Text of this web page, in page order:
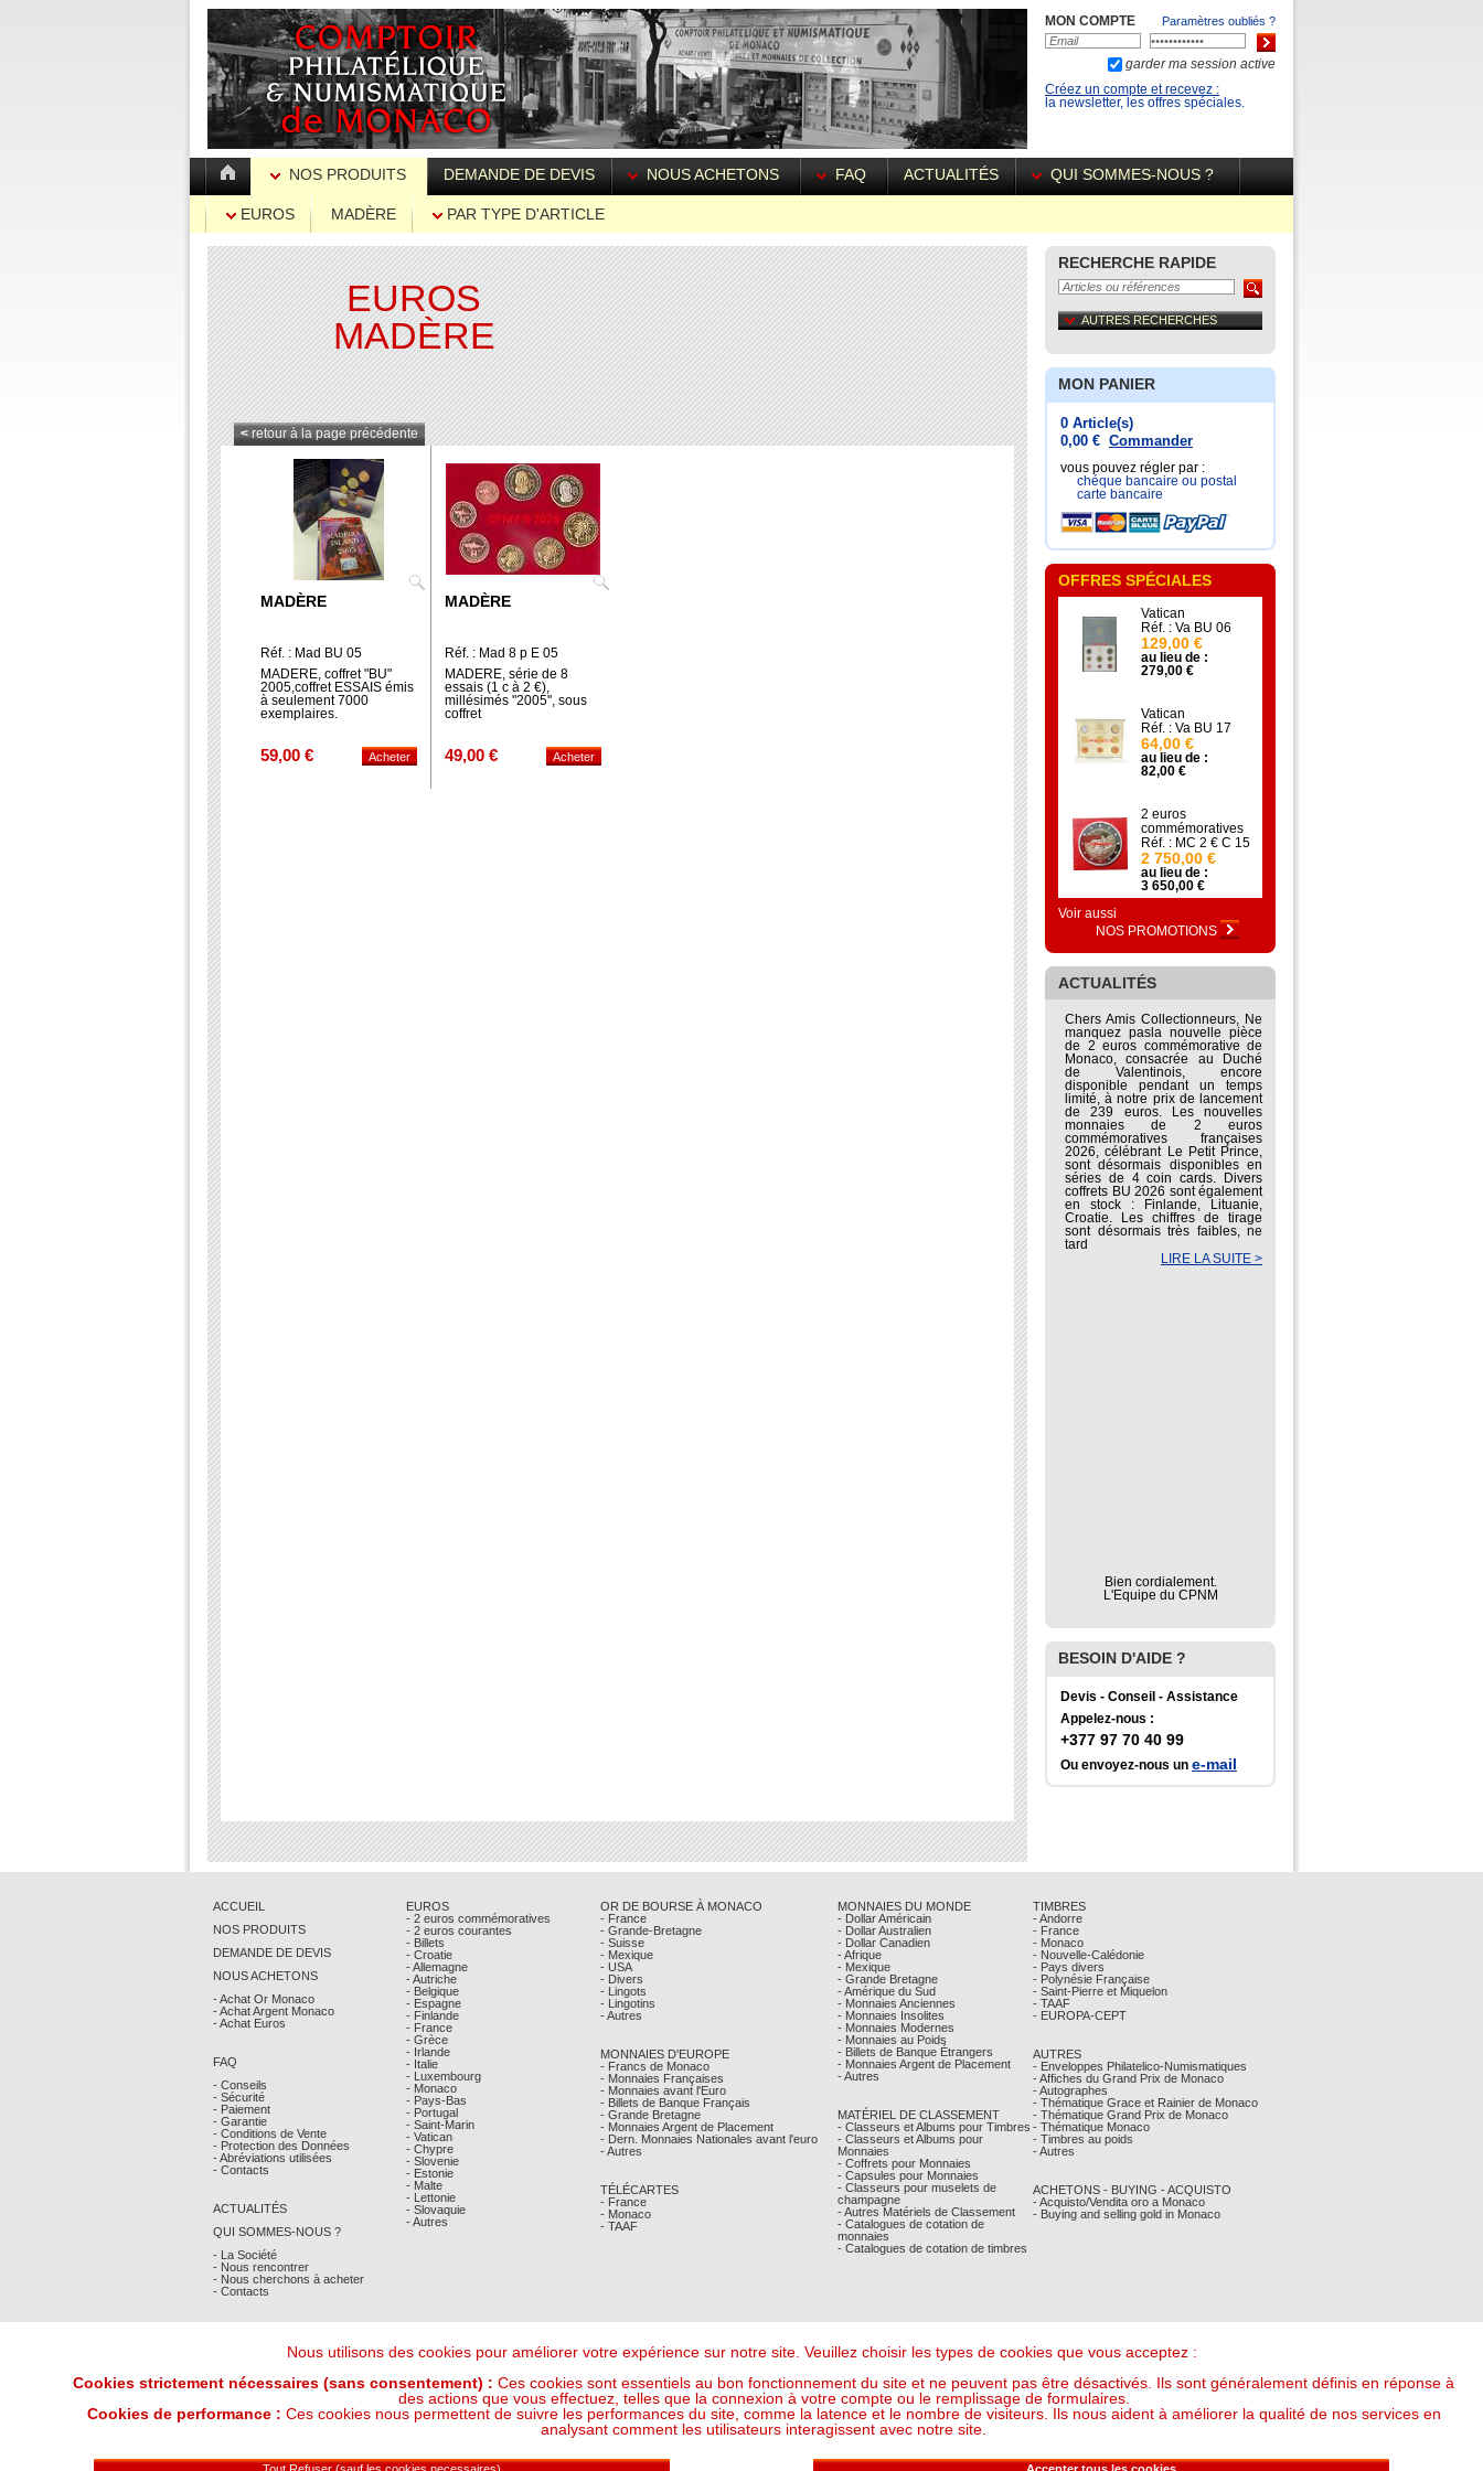
MON COMPTE Paramètres oubliés ?
garder ma session active
Créez un compte et recevez :
la newsletter, les offres spéciales.
NOS PRODUITS DEMANDE DE DEVIS NOUS ACHETONS FAQ ACTUALITÉS QUI SOMMES-NOUS ?
EUROS MADÈRE PAR TYPE D'ARTICLE
EUROS
MADÈRE
< retour à la page précédente
MADÈRE
Réf. : Mad BU 05
MADERE, coffret "BU"
2005,coffret ESSAIS émis
à seulement 7000
exemplaires.
59,00 €
MADÈRE
Réf. : Mad 8 p E 05
MADERE, série de 8
essais (1 c à 2 €),
millésimés "2005", sous
coffret
49,00 €
RECHERCHE RAPIDE
AUTRES RECHERCHES
MON PANIER
0 Article(s)
0,00 € Commander
vous pouvez régler par :
chéque bancaire ou postal
carte bancaire
OFFRES SPÉCIALES
Vatican
Réf. : Va BU 06
129,00 €
au lieu de :
279,00 €
Vatican
Réf. : Va BU 17
64,00 €
au lieu de :
82,00 €
2 euros
commémoratives
Réf. : MC 2 € C 15
2 750,00 €
au lieu de :
3 650,00 €
Voir aussi
NOS PROMOTIONS
ACTUALITÉS
Chers Amis Collectionneurs, Ne
manquez pasla nouvelle pièce
de 2 euros commémorative de
Monaco, consacrée au Duché
de Valentinois, encore
disponible pendant un temps
limité, à notre prix de lancement
de 239 euros. Les nouvelles
monnaies de 2 euros
commémoratives françaises
2026, célébrant Le Petit Prince,
sont désormais disponibles en
séries de 4 coin cards. Divers
coffrets BU 2026 sont également
en stock : Finlande, Lituanie,
Croatie. Les chiffres de tirage
sont désormais très faibles, ne
tard
LIRE LA SUITE >
Bien cordialement.
L'Equipe du CPNM
BESOIN D'AIDE ?
Devis - Conseil - Assistance
Appelez-nous :
+377 97 70 40 99
Ou envoyez-nous un e-mail
ACCUEIL
NOS PRODUITS
DEMANDE DE DEVIS
NOUS ACHETONS
- Achat Or Monaco
- Achat Argent Monaco
- Achat Euros
FAQ
- Conseils
- Sécurité
- Paiement
- Garantie
- Conditions de Vente
- Protection des Données
- Abréviations utilisées
- Contacts
ACTUALITÉS
QUI SOMMES-NOUS ?
- La Société
- Nous rencontrer
- Nous cherchons à acheter
- Contacts
EUROS
- 2 euros commémoratives
- 2 euros courantes
- Billets
- Croatie
- Allemagne
- Autriche
- Belgique
- Espagne
- Finlande
- France
- Grèce
- Irlande
- Italie
- Luxembourg
- Monaco
- Pays-Bas
- Portugal
- Saint-Marin
- Vatican
- Chypre
- Slovenie
- Estonie
- Malte
- Lettonie
- Slovaquie
- Autres
OR DE BOURSE À MONACO
- France
- Grande-Bretagne
- Suisse
- Mexique
- USA
- Divers
- Lingots
- Lingotins
- Autres
MONNAIES D'EUROPE
- Francs de Monaco
- Monnaies Françaises
- Monnaies avant l'Euro
- Billets de Banque Français
- Grande Bretagne
- Monnaies Argent de Placement
- Dern. Monnaies Nationales avant l'euro
- Autres
TÉLÉCARTES
- France
- Monaco
- TAAF
MONNAIES DU MONDE
- Dollar Américain
- Dollar Australien
- Dollar Canadien
- Afrique
- Mexique
- Grande Bretagne
- Amérique du Sud
- Monnaies Anciennes
- Monnaies Insolites
- Monnaies Modernes
- Monnaies au Poids
- Billets de Banque Étrangers
- Monnaies Argent de Placement
- Autres
MATÉRIEL DE CLASSEMENT
- Classeurs et Albums pour Timbres
- Classeurs et Albums pour
Monnaies
- Coffrets pour Monnaies
- Capsules pour Monnaies
- Classeurs pour muselets de
champagne
- Autres Matériels de Classement
- Catalogues de cotation de
monnaies
- Catalogues de cotation de timbres
TIMBRES
- Andorre
- France
- Monaco
- Nouvelle-Calédonie
- Pays divers
- Polynésie Française
- Saint-Pierre et Miquelon
- TAAF
- EUROPA-CEPT
AUTRES
- Enveloppes Philatelico-Numismatiques
- Affiches du Grand Prix de Monaco
- Autographes
- Thématique Grace et Rainier de Monaco
- Thématique Grand Prix de Monaco
- Thématique Monaco
- Timbres au poids
- Autres
ACHETONS - BUYING - ACQUISTO
- Acquisto/Vendita oro a Monaco
- Buying and selling gold in Monaco
Mentions Légales- © Comptoir Philatelique et Numismatique de Monaco 2026
Nous utilisons des cookies pour améliorer votre expérience sur notre site. Veuillez choisir les types de cookies que vous acceptez :
Cookies strictement nécessaires (sans consentement) : Ces cookies sont essentiels au bon fonctionnement du site et ne peuvent pas être désactivés. Ils sont généralement définis en réponse à
des actions que vous effectuez, telles que la connexion à votre compte ou le remplissage de formulaires.
Cookies de performance : Ces cookies nous permettent de suivre les performances du site, comme la latence et le nombre de visiteurs. Ils nous aident à améliorer la qualité de nos services en
analysant comment les utilisateurs interagissent avec notre site.